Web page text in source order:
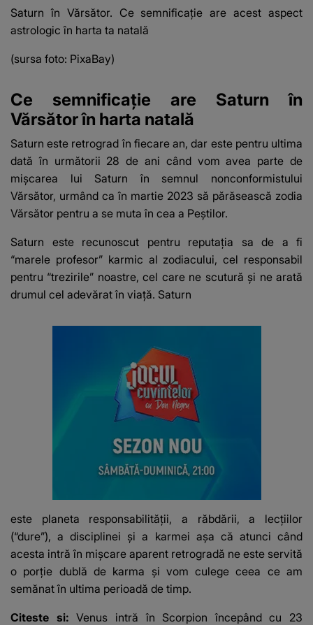
Saturn în Vărsător. Ce semnificație are acest aspect
astrologic în harta ta natală
(sursa foto: PixaBay)
Ce semnificație are Saturn în
Vărsător în harta natală
Saturn este retrograd în fiecare an, dar este pentru ultima
dată în următorii 28 de ani când vom avea parte de
mișcarea lui Saturn în semnul nonconformistului
Vărsător, urmând ca în martie 2023 să părăsească zodia
Vărsător pentru a se muta în cea a Peștilor.
Saturn este recunoscut pentru reputația sa de a fi
“marele profesor” karmic al zodiacului, cel responsabil
pentru “trezirile” noastre, cel care ne scutură și ne arată
drumul cel adevărat în viață. Saturn
este planeta responsabilității, a răbdării, a lecțiilor
(“dure”), a disciplinei și a karmei așa că atunci când
acesta intră în mișcare aparent retrogradă ne este servită
o porție dublă de karma și vom culege ceea ce am
semănat în ultima perioadă de timp.
Citeste si:Venus intră în Scorpion începând cu 23